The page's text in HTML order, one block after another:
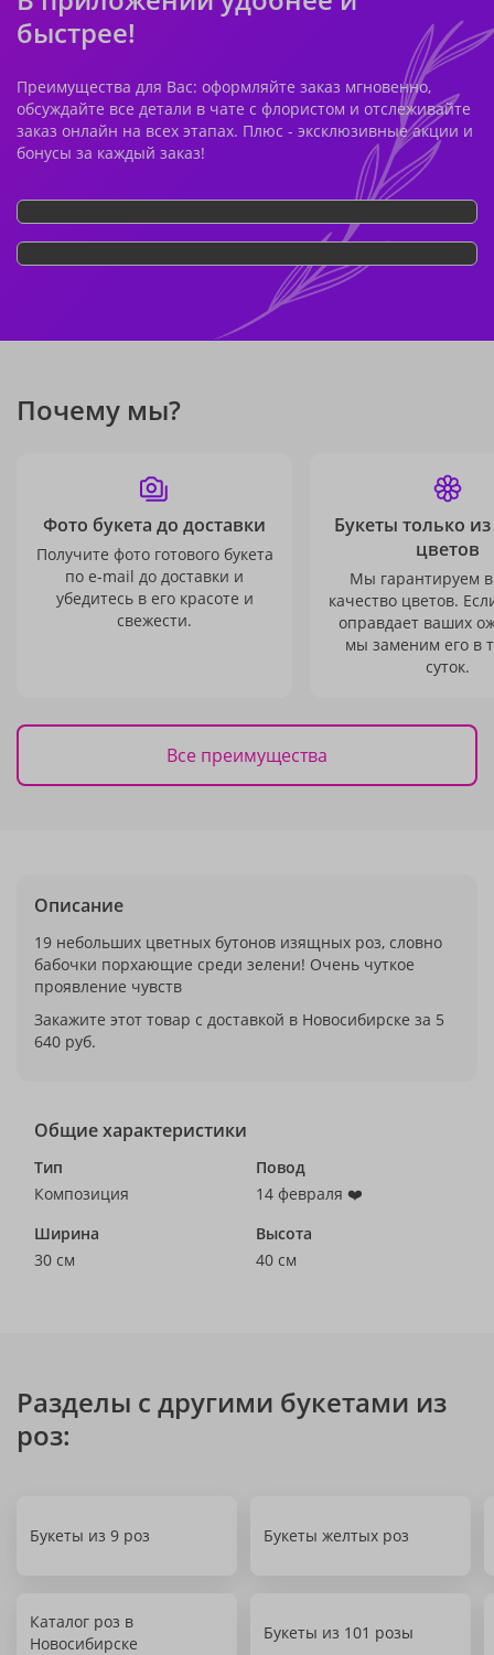
быстрее!
Преимущества для Вас: оформляйте заказ мгновенно,
обсуждайте все детали в чате с флористом и отслеживайте
заказ онлайн на всех этапах. Плюс - эксклюзивные акции и
бонусы за каждый заказ!
Почему мы?
Фото букета до доставки
Получите фото готового букета
по e-mail до доставки и
убедитесь в его красоте и
свежести.
Букеты только
цветов
Мы гарантируем
качество цветов.
оправдает ваших
мы заменим его в
суток.
Все преимущества
Описание
19 небольших цветных бутонов изящных роз, словно
бабочки порхающие среди зелени! Очень чуткое
проявление чувств
Закажите этот товар с доставкой в Новосибирске за 5
640 руб.
Общие характеристики
Тип
Композиция
Повод
14 февраля ❤️
Ширина
30 см
Высота
40 см
Разделы с другими букетами из
роз:
Букеты из 9 роз Букеты желтых роз
Каталог роз в
Новосибирске
Букеты из 101 розы